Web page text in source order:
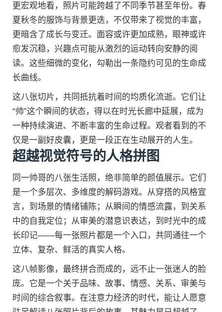
更宏观地看，照片可能跨越了不同季节甚至年份。春
夏秋冬的服饰与背景更迭，不仅带来了视觉的丰富，
更暗含了成长与变迁。面容或许更加成熟，眼神或许
愈发沉稳，兴趣点可能从激烈的运动转向安静的阅
读。这些细微的变化，勾勒出一条隐约可见的生命成
长曲线。
这八张切片，共同抵抗着时间的均质化流逝。它们让
“帅”这个瞬间的状态，得以在时光长廊中延展，成为
一种持续演进、不断丰富的生命过程。观者看到的不
仅是一副好皮囊，更是一段正在生动展开的人生。
超越视觉符号的人格拼图
同一帅哥的八张生活照，绝非简单的颜值展示。它们
是一个多层次、多维度的解码游戏。从穿搭的风格宣
言，到场景的情绪铺陈；从瞬间的情感流露，到关系
中的自我定位；从审美的潜意识表达，到时光中的成
长印记——每一张照片都是一个入口，共同通往一个
立体、复杂、鲜活的真实人格。
这八帧影像，最终拼合而成的，远不止一张迷人的脸
庞。它是一个关于品味、故事、情感、关系、审美与
时间的综合叙事。在注意力经济的时代，能让人愿意